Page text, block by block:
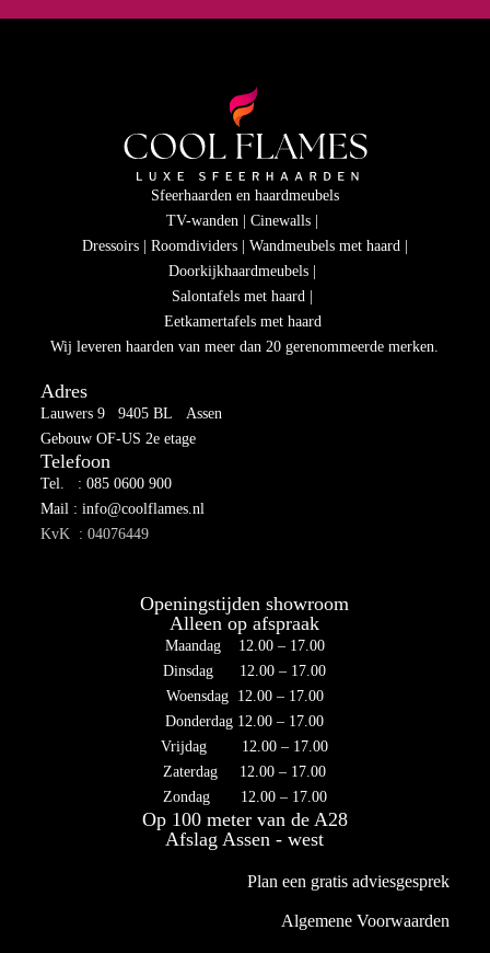
Sfeerhaarden en haardmeubels
TV-wanden | Cinewalls |
Dressoirs | Roomdividers | Wandmeubels met haard |
Doorkijkhaardmeubels |
Salontafels met haard |
Eetkamertafels met haard
Wij leveren haarden van meer dan 20 gerenommeerde merken.
Adres
Lauwers 9 9405 BL Assen
Gebouw OF-US 2e etage
Telefoon
Tel. : 085 0600 900
Mail : info@coolflames.nl
KvK : 04076449
Openingstijden showroom
Alleen op afspraak
Maandag 12.00 – 17.00
Dinsdag 12.00 – 17.00
Woensdag 12.00 – 17.00
Donderdag 12.00 – 17.00
Vrijdag 12.00 – 17.00
Zaterdag 12.00 – 17.00
Zondag 12.00 – 17.00
Op 100 meter van de A28
Afslag Assen - west
Plan een gratis adviesgesprek
Algemene Voorwaarden